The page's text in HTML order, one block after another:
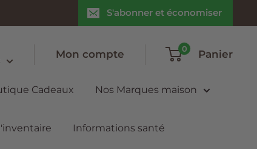
S'abonner et économiser
Mon compte 0 Panier
Cadeaux Nos Marques maison
Informations santé